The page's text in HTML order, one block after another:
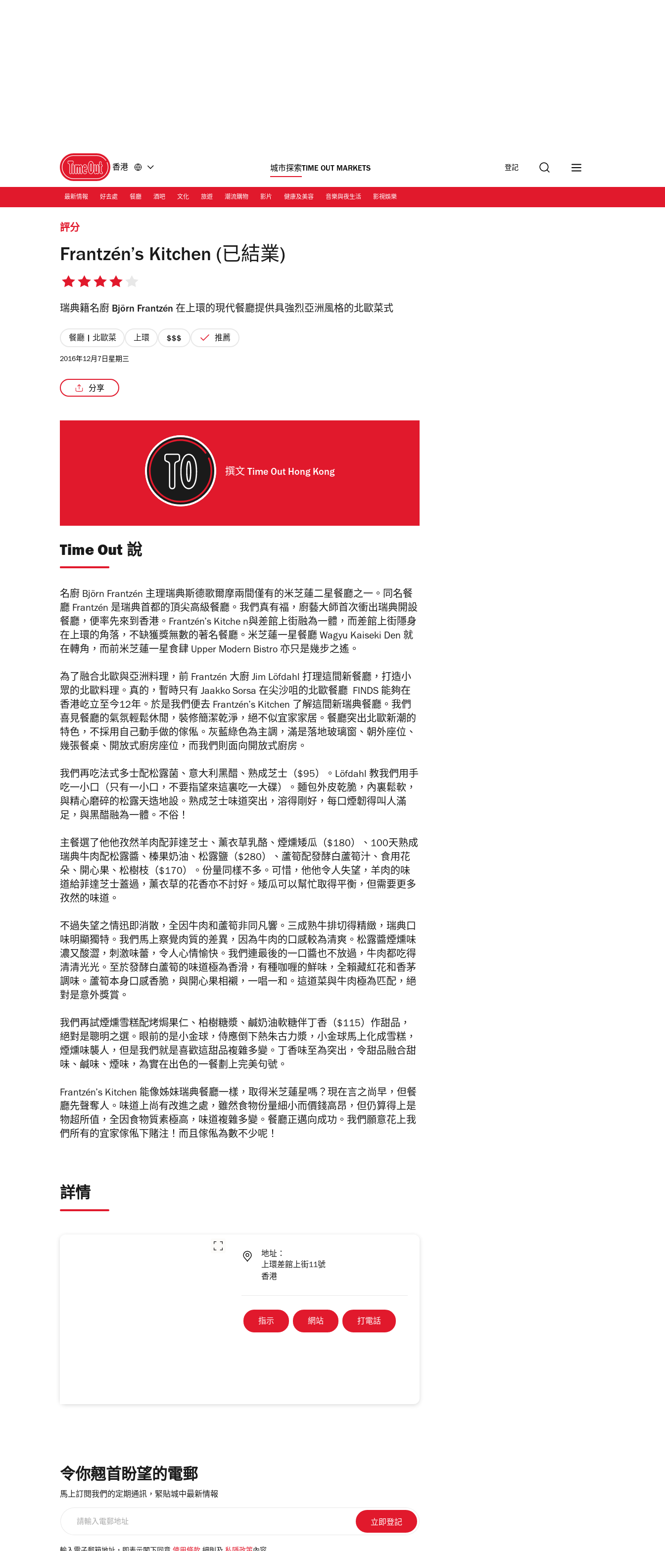
香港 城市探索TIME OUT MARKETS 登記
最新情報 好去處 餐廳 酒吧 文化 旅遊 潮流購物 影片 健康及美容 音樂與夜生活 影視娛樂
評分
Frantzén’s Kitchen (已結業)
4/5
瑞典籍名廚 Björn Frantzén 在上環的現代餐廳提供具強烈亞洲風格的北歐菜式
餐廳 | 北歐菜 上環
價
推薦
2016年12月7日星期三
分享
撰文 Time Out Hong Kong
Time Out 說
名廚 Björn Frantzén 主理瑞典斯德歌爾摩兩間僅有的米芝蓮二星餐廳之一。同名餐
廳 Frantzén 是瑞典首都的頂尖高級餐廳。我們真有福，廚藝大師首次衝出瑞典開設
餐廳，便率先來到香港。Frantzén’s Kitche n與差館上街融為一體，而差館上街隱身
在上環的角落，不缺獲獎無數的著名餐廳。米芝蓮一星餐廳 Wagyu Kaiseki Den 就
在轉角，而前米芝蓮一星食肆 Upper Modern Bistro 亦只是幾步之遙。
為了融合北歐與亞洲料理，前 Frantzén 大廚 Jim Löfdahl 打理這間新餐廳，打造小
眾的北歐料理。真的，暫時只有 Jaakko Sorsa 在尖沙咀的北歐餐廳 FINDS 能夠在
香港屹立至今12年。於是我們便去 Frantzén’s Kitchen 了解這間新瑞典餐廳。我們
喜見餐廳的氣氛輕鬆休閒，裝修簡潔乾淨，絕不似宜家家居。餐廳突出北歐新潮的
特色，不採用自己動手做的傢俬。灰藍綠色為主調，滿是落地玻璃窗、朝外座位、
幾張餐桌、開放式廚房座位，而我們則面向開放式廚房。
我們再吃法式多士配松露菌、意大利黑醋、熟成芝士（$95）。Löfdahl 教我們用手
吃一小口（只有一小口，不要指望來這裏吃一大碟）。麵包外皮乾脆，內裏鬆軟，
與精心磨碎的松露天造地設。熟成芝士味道突出，溶得剛好，每口煙韌得叫人滿
足，與黑醋融為一體。不俗！
主餐選了他他孜然羊肉配菲達芝士、薰衣草乳酪、煙燻矮瓜（$180）、100天熟成
瑞典牛肉配松露醬、榛果奶油、松露鹽（$280）、蘆筍配發酵白蘆筍汁、食用花
朵、開心果、松樹枝（$170）。份量同樣不多。可惜，他他令人失望，羊肉的味
道給菲達芝士蓋過，薰衣草的花香亦不討好。矮瓜可以幫忙取得平衡，但需要更多
孜然的味道。
不過失望之情迅即消散，全因牛肉和蘆筍非同凡響。三成熟牛排切得精緻，瑞典口
味明顯獨特。我們馬上察覺肉質的差異，因為牛肉的口感較為清爽。松露醬煙燻味
濃又酸澀，刺激味蕾，令人心情愉快。我們連最後的一口醬也不放過，牛肉都吃得
清清光光。至於發酵白蘆筍的味道極為香滑，有種咖喱的鮮味，全賴藏紅花和香茅
調味。蘆筍本身口感香脆，與開心果相襯，一唱一和。這道菜與牛肉極為匹配，絕
對是意外獎賞。
我們再試煙燻雪糕配烤焗果仁、柏樹糖漿、鹹奶油軟糖伴丁香（$115）作甜品，
絕對是聰明之選。眼前的是小金球，侍應倒下熱朱古力漿，小金球馬上化成雪糕，
煙燻味襲人，但是我們就是喜歡這甜品複雜多變。丁香味至為突出，令甜品融合甜
味、鹹味、煙味，為實在出色的一餐劃上完美句號。
Frantzén’s Kitchen 能像姊妹瑞典餐廳一樣，取得米芝蓮星嗎？現在言之尚早，但餐
廳先聲奪人。味道上尚有改進之處，雖然食物份量細小而價錢高昂，但仍算得上是
物超所值，全因食物質素極高，味道複雜多變。餐廳正邁向成功。我們願意花上我
們所有的宜家傢俬下賭注！而且傢俬為數不少呢！
詳情
地址：
上環差館上街11號
香港
指示 網站 打電話
令你翹首盼望的電郵
馬上訂閱我們的定期通訊，緊貼城中最新情報
電